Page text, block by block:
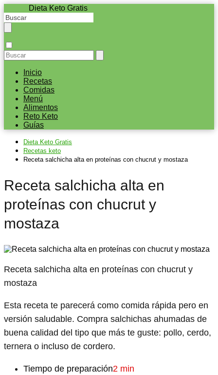
Dieta Keto Gratis
Inicio
Recetas
Comidas
Menú
Alimentos
Reto Keto
Guías
Dieta Keto Gratis
Recetas keto
Receta salchicha alta en proteínas con chucrut y mostaza
Receta salchicha alta en
proteínas con chucrut y
mostaza
Receta salchicha alta en proteínas con chucrut y
mostaza
Esta receta te parecerá como comida rápida pero en
versión saludable. Compra salchichas ahumadas de
buena calidad del tipo que más te guste: pollo, cerdo,
ternera o incluso de cordero.
Tiempo de preparación2 min